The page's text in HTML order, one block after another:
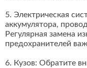
5. Электрическая
аккумулятора,
Регулярная замена
предохранителей
6. Кузов: Обратите